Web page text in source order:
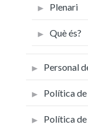
Plenari
Què és?
Personal
Política
Política